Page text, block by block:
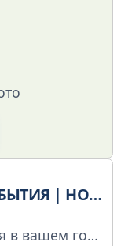
| НОВОСТИ
№ 4997124872 События в вашем городе. Политика, новости, инсайды, подпишись и приглашай друзей! По вопросам рекламы обращаться к @artrecpromo